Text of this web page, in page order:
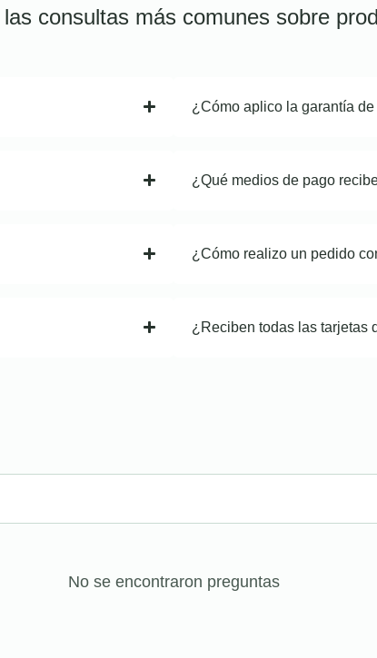
consultas más comunes sobre
¿Cómo aplico la garantía
¿Qué medios de pago
¿Cómo realizo un pedido
¿Reciben todas las tarjetas
No se encontraron preguntas